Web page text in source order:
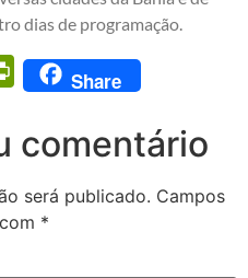
dias de programação.
PrintFriendly
Share
comentário
será publicado. Campos
*